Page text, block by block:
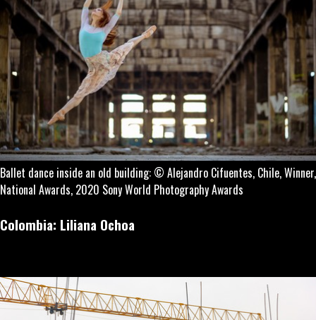
Ballet dance inside an old building: © Alejandro Cifuentes, Chile, Winner,
National Awards, 2020 Sony World Photography Awards
Colombia: Liliana Ochoa